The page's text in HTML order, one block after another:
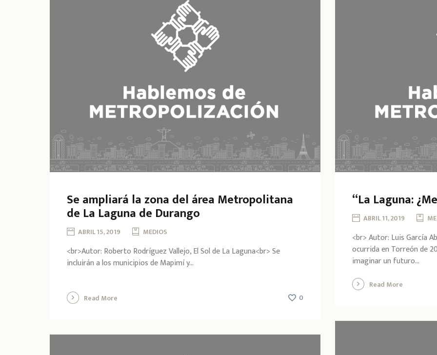
Se ampliará la zona del área Metropolitana
de La Laguna de Durango
ABRIL 15, 2019 MEDIOS
<br>Autor: Roberto Rodríguez Vallejo, El Sol de La Laguna<br> Se
incluirán a los municipios de Mapimí y...
Read More 0
“La Laguna:
ABRIL 11, 2019
<br> Autor: Luis García
ocurrida en Torreón de
imaginar un futuro...
Read More